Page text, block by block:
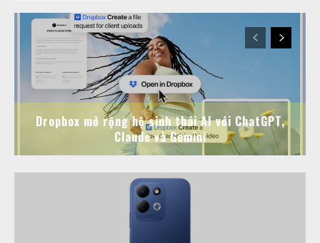
Dropbox mở rộng hệ sinh thái AI với ChatGPT,
Claude và Gemini